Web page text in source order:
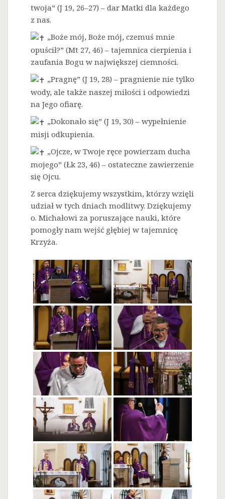
twoja” (J 19, 26–27) – dar Matki dla każdego
z nas.
„Boże mój, Boże mój, czemuś mnie
opuścił?” (Mt 27, 46) – tajemnica cierpienia i
zaufania Bogu w największej ciemności.
„Pragnę” (J 19, 28) – pragnienie nie tylko
wody, ale także naszej miłości i odpowiedzi
na Jego ofiarę.
„Dokonało się” (J 19, 30) – wypełnienie
misji odkupienia.
„Ojcze, w Twoje ręce powierzam ducha
mojego” (Łk 23, 46) – ostateczne zawierzenie
się Ojcu.
Z serca dziękujemy wszystkim, którzy wzięli
udział w tych dniach modlitwy. Dziękujemy
o. Michałowi za poruszające nauki, które
pomogły nam wejść głębiej w tajemnicę
Krzyża.